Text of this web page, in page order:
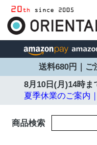
送料680円｜ご
8月10日(月)14時ま
夏季休業のご案内
商品検索